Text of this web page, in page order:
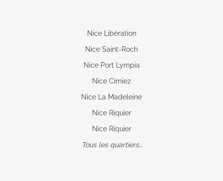
Nice Libération
Nice Saint-Roch
Nice Port Lympia
Nice Cimiez
Nice La Madeleine
Nice Riquier
Nice Riquier
Tous les quartiers…